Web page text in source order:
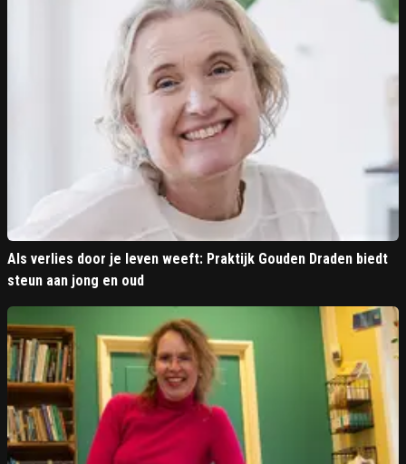
Als verlies door je leven weeft: Praktijk Gouden Draden biedt
steun aan jong en oud